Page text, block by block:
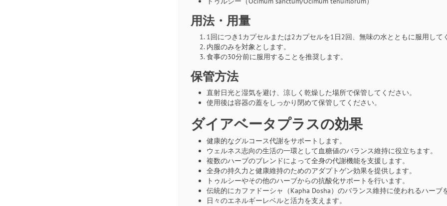
用法・用量
1回につき1カプセルまたは2カプセルを1日2回、無味の水とともに服用して
内服のみを対象とします。
食事の30分前に服用することを推奨します。
保管方法
直射日光と湿気を避け、涼しく乾燥した場所で保管してください。
使用後は容器の蓋をしっかり閉めて保管してください。
ダイアベータプラスの効果
健康的なグルコース代謝をサポートします。
ウェルネス志向の生活の一環として血糖値のバランス維持に役立ちます。
複数のハーブのブレンドによって全身の代謝機能を支援します。
全身の持久力と健康維持のためのアダプトゲン効果を提供します。
トゥルシーやその他のハーブからの抗酸化サポートを行います。
伝統的にカファドーシャ（Kapha Dosha）のバランス維持に使われるハーブ
日々のエネルギーレベルと活力を支えます。